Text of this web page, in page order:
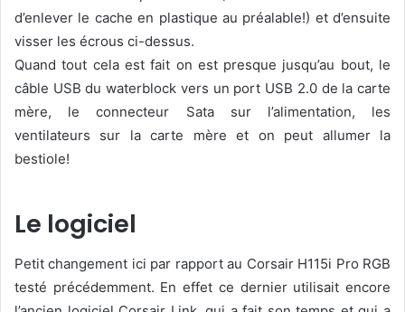
d’enlever le cache en plastique au préalable!) et d’ensuite
visser les écrous ci-dessus.
Quand tout cela est fait on est presque jusqu’au bout, le
câble USB du waterblock vers un port USB 2.0 de la carte
mère, le connecteur Sata sur l’alimentation, les
ventilateurs sur la carte mère et on peut allumer la
bestiole!
Le logiciel
Petit changement ici par rapport au Corsair H115i Pro RGB
testé précédemment. En effet ce dernier utilisait encore